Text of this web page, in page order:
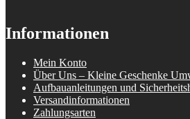
Informationen
Mein Konto
Über Uns – Kleine Geschenke
Aufbauanleitungen und
Versandinformationen
Zahlungsarten